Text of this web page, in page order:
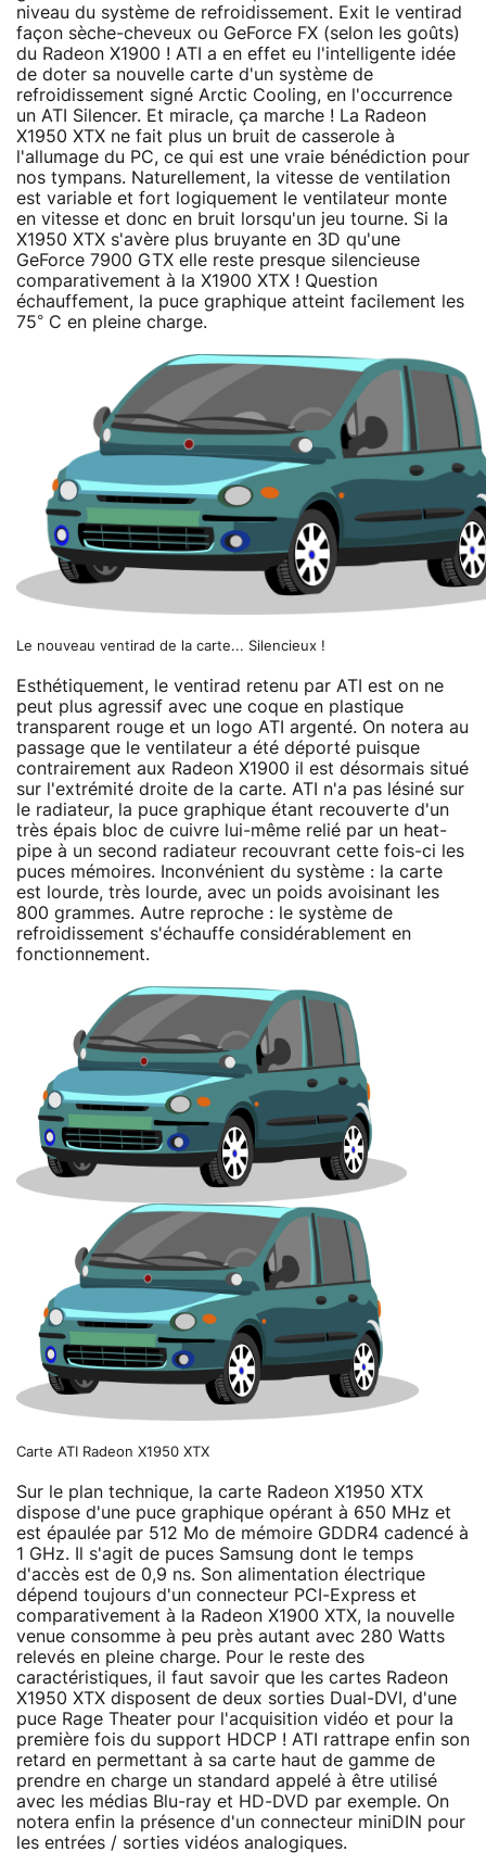
niveau du système de refroidissement. Exit le ventirad
façon sèche-cheveux ou GeForce FX (selon les goûts)
du Radeon X1900 ! ATI a en effet eu l'intelligente idée
de doter sa nouvelle carte d'un système de
refroidissement signé Arctic Cooling, en l'occurrence
un ATI Silencer. Et miracle, ça marche ! La Radeon
X1950 XTX ne fait plus un bruit de casserole à
l'allumage du PC, ce qui est une vraie bénédiction pour
nos tympans. Naturellement, la vitesse de ventilation
est variable et fort logiquement le ventilateur monte
en vitesse et donc en bruit lorsqu'un jeu tourne. Si la
X1950 XTX s'avère plus bruyante en 3D qu'une
GeForce 7900 GTX elle reste presque silencieuse
comparativement à la X1900 XTX ! Question
échauffement, la puce graphique atteint facilement les
75° C en pleine charge.
Le nouveau ventirad de la carte... Silencieux !
Esthétiquement, le ventirad retenu par ATI est on ne
peut plus agressif avec une coque en plastique
transparent rouge et un logo ATI argenté. On notera au
passage que le ventilateur a été déporté puisque
contrairement aux Radeon X1900 il est désormais situé
sur l'extrémité droite de la carte. ATI n'a pas lésiné sur
le radiateur, la puce graphique étant recouverte d'un
très épais bloc de cuivre lui-même relié par un heat-
pipe à un second radiateur recouvrant cette fois-ci les
puces mémoires. Inconvénient du système : la carte
est lourde, très lourde, avec un poids avoisinant les
800 grammes. Autre reproche : le système de
refroidissement s'échauffe considérablement en
fonctionnement.
Carte ATI Radeon X1950 XTX
Sur le plan technique, la carte Radeon X1950 XTX
dispose d'une puce graphique opérant à 650 MHz et
est épaulée par 512 Mo de mémoire GDDR4 cadencé à
1 GHz. Il s'agit de puces Samsung dont le temps
d'accès est de 0,9 ns. Son alimentation électrique
dépend toujours d'un connecteur PCI-Express et
comparativement à la Radeon X1900 XTX, la nouvelle
venue consomme à peu près autant avec 280 Watts
relevés en pleine charge. Pour le reste des
caractéristiques, il faut savoir que les cartes Radeon
X1950 XTX disposent de deux sorties Dual-DVI, d'une
puce Rage Theater pour l'acquisition vidéo et pour la
première fois du support HDCP ! ATI rattrape enfin son
retard en permettant à sa carte haut de gamme de
prendre en charge un standard appelé à être utilisé
avec les médias Blu-ray et HD-DVD par exemple. On
notera enfin la présence d'un connecteur miniDIN pour
les entrées / sorties vidéos analogiques.